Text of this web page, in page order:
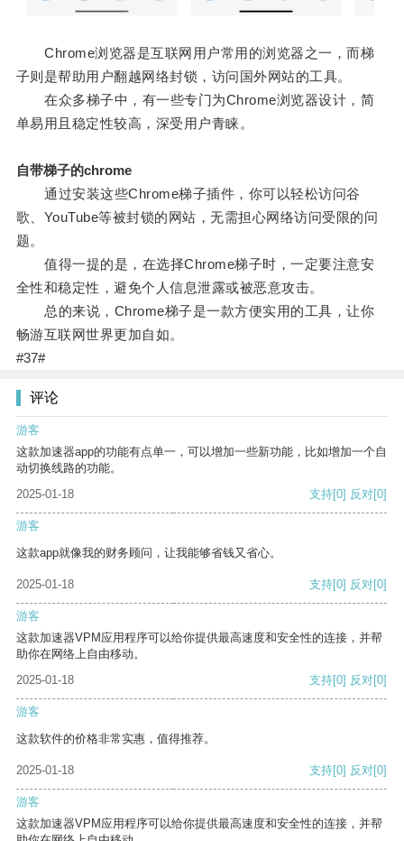
Chrome浏览器是互联网用户常用的浏览器之一，而梯
子则是帮助用户翻越网络封锁，访问国外网站的工具。
在众多梯子中，有一些专门为Chrome浏览器设计，简
单易用且稳定性较高，深受用户青睐。
自带梯子的chrome
通过安装这些Chrome梯子插件，你可以轻松访问谷
歌、YouTube等被封锁的网站，无需担心网络访问受限的问
题。
值得一提的是，在选择Chrome梯子时，一定要注意安
全性和稳定性，避免个人信息泄露或被恶意攻击。
总的来说，Chrome梯子是一款方便实用的工具，让你
畅游互联网世界更加自如。
#37#
评论
游客
这款加速器app的功能有点单一，可以增加一些新功能，比如增加一个自
动切换线路的功能。
2025-01-18
支持[0] 反对[0]
游客
这款app就像我的财务顾问，让我能够省钱又省心。
2025-01-18 支持[0] 反对[0]
游客
这款加速器VPM应用程序可以给你提供最高速度和安全性的连接，并帮
助你在网络上自由移动。
2025-01-18
支持[0] 反对[0]
游客
这款软件的价格非常实惠，值得推荐。
2025-01-18 支持[0] 反对[0]
游客
这款加速器VPM应用程序可以给你提供最高速度和安全性的连接，并帮